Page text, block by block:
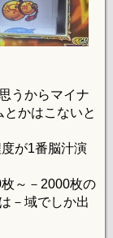
うからマイナ
かはこないと
が1番脳汁演
～－2000枚の
－域でしか出